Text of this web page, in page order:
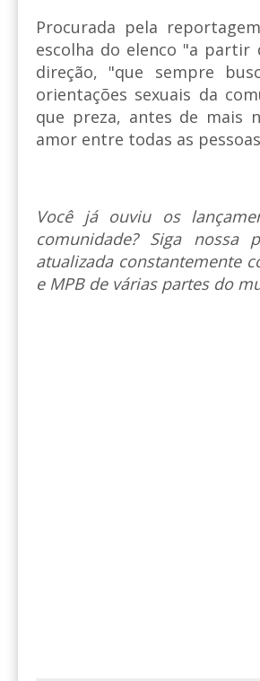
Procurada pela
escolha do elenco "a
direção, "que sempre
orientações sexuais da
que preza, antes de mais
amor entre todas as
Você já ouviu os
comunidade? Siga nossa
atualizada constantemente
e MPB de várias partes do